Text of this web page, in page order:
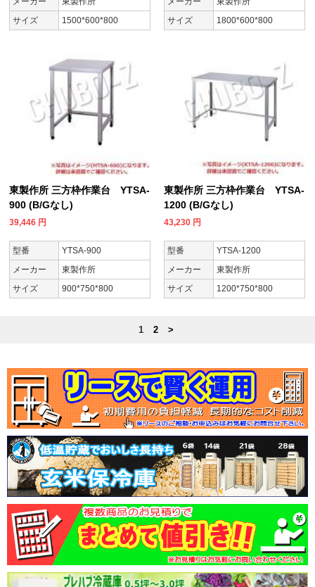
サイズ
1500*600*800
サイズ
1800*600*800
東製作所 三方枠作業台 YTSA-
900 (B/Gなし)
39,446 円
型番
YTSA-900
メーカー
東製作所
サイズ
900*750*800
東製作所 三方枠作業台 YTSA-
1200 (B/Gなし)
43,230 円
型番
YTSA-1200
メーカー
東製作所
サイズ
1200*750*800
1 2 >